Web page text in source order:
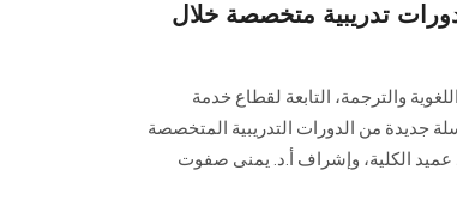
تدريبية متخصصة خلال
والترجمة، التابعة لقطاع خدمة
جديدة من الدورات التدريبية المتخصصة
عميد الكلية، وإشراف أ.د. يمنى صفوت